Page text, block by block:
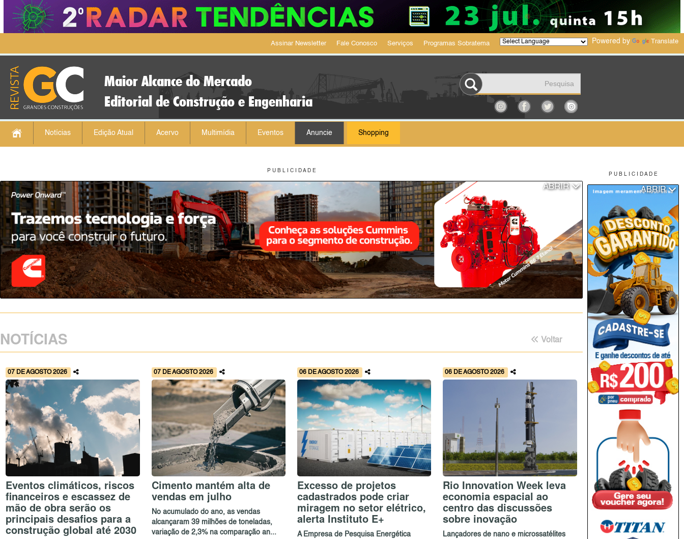
P U B L I C I D A D E
ABRIR
Assinar Newsletter Fale Conosco Serviços Programas Sobratema Powered by Translate
Maior Alcance do Mercado
Editorial de Construção e Engenharia
Notícias Edição Atual Acervo Multimídia Eventos Anuncie Shopping
P U B L I C I D A D E
ABRIR
NOTÍCIAS Voltar
07 DE AGOSTO 2026
Eventos climáticos, riscos
financeiros e escassez de
mão de obra serão os
principais desafios para a
construção global até 2030
07 DE AGOSTO 2026
Cimento mantém alta de
vendas em julho
No acumulado do ano, as vendas
alcançaram 39 milhões de toneladas,
variação de 2,3% na comparação an...
06 DE AGOSTO 2026
Excesso de projetos
cadastrados pode criar
miragem no setor elétrico,
alerta Instituto E+
A Empresa de Pesquisa Energética
06 DE AGOSTO 2026
Rio Innovation Week leva
economia espacial ao
centro das discussões
sobre inovação
Lançadores de nano e microssatélites